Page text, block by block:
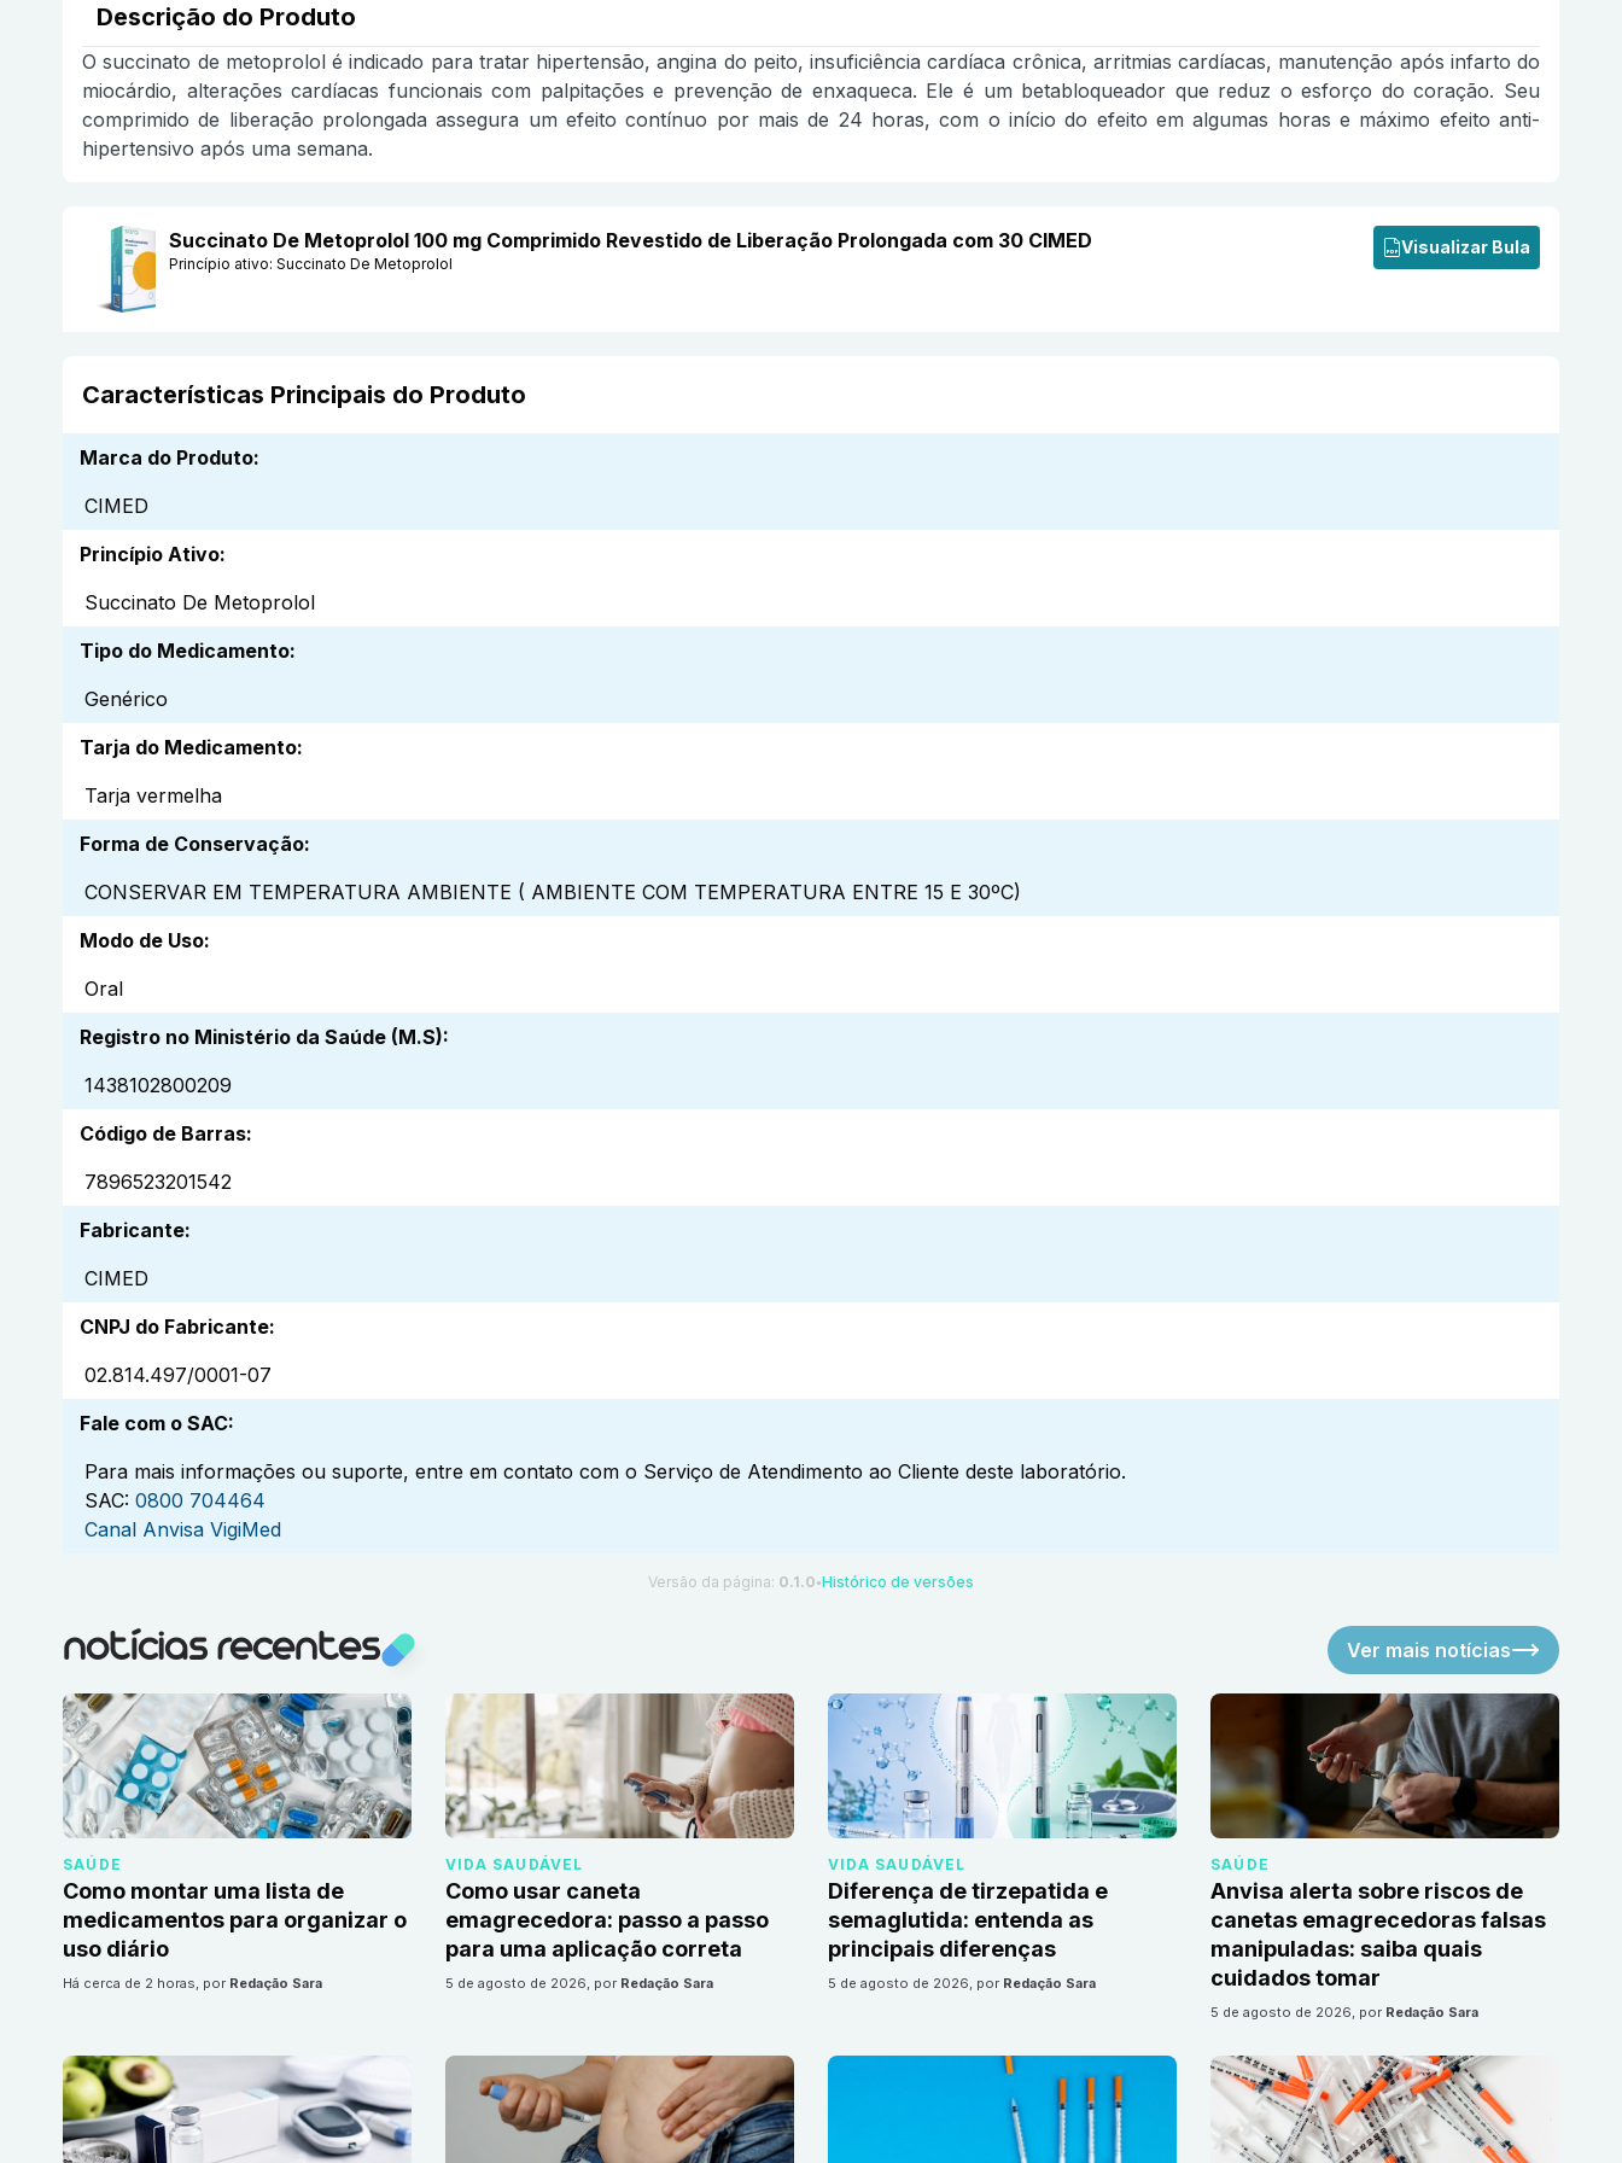
Descrição do Produto
O succinato de metoprolol é indicado para tratar hipertensão, angina do peito, insuficiência cardíaca crônica, arritmias cardíacas, manutenção após infarto do
miocárdio, alterações cardíacas funcionais com palpitações e prevenção de enxaqueca. Ele é um betabloqueador que reduz o esforço do coração. Seu
comprimido de liberação prolongada assegura um efeito contínuo por mais de 24 horas, com o início do efeito em algumas horas e máximo efeito anti-
hipertensivo após uma semana.
Succinato De Metoprolol 100 mg Comprimido Revestido de Liberação Prolongada com 30 CIMED
Princípio ativo: Succinato De Metoprolol
Visualizar Bula
Características Principais do Produto
Marca do Produto:
CIMED
Princípio Ativo:
Succinato De Metoprolol
Tipo do Medicamento:
Genérico
Tarja do Medicamento:
Tarja vermelha
Forma de Conservação:
CONSERVAR EM TEMPERATURA AMBIENTE ( AMBIENTE COM TEMPERATURA ENTRE 15 E 30ºC)
Modo de Uso:
Oral
Registro no Ministério da Saúde (M.S):
1438102800209
Código de Barras:
7896523201542
Fabricante:
CIMED
CNPJ do Fabricante:
02.814.497/0001-07
Fale com o SAC:
Para mais informações ou suporte, entre em contato com o Serviço de Atendimento ao Cliente deste laboratório.
SAC: 0800 704464
Canal Anvisa VigiMed
Versão da página: 0.1.0 ●Histórico de versões
notícias recentes Ver mais notícias
SAÚDE
Como montar uma lista de
medicamentos para organizar o
uso diário
há cerca de 2 horas, por Redação Sara
VIDA SAUDÁVEL
Como usar caneta
emagrecedora: passo a passo
para uma aplicação correta
5 de agosto de 2026, por Redação Sara
VIDA SAUDÁVEL
Diferença de tirzepatida e
semaglutida: entenda as
principais diferenças
5 de agosto de 2026, por Redação Sara
SAÚDE
Anvisa alerta sobre riscos de
canetas emagrecedoras falsas
manipuladas: saiba quais
cuidados tomar
5 de agosto de 2026, por Redação Sara